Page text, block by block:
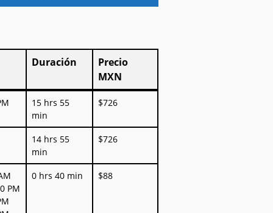
Duración
Precio
MXN
Duración
Precio
15 hrs 55
min
$726
14 hrs 55
min
$726
PM
0 hrs 40 min $88